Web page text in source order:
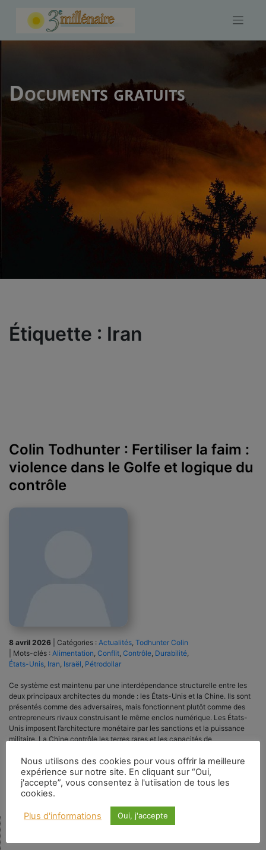
Documents gratuits
Étiquette : Iran
Colin Todhunter : Fertiliser la faim :
violence dans le Golfe et logique du
contrôle
8 avril 2026 Catégories : Actualités Todhunter Colin
Mots-clés : Alimentation Conflit Contrôle Durabilité
États-Unis Iran Israël Pétrodollar
Ce système est maintenu par une interdépendance structurelle entre les
deux principaux architectes du monde : les États-Unis et la Chine. Ils sont
présentés comme des adversaires, mais fonctionnent plutôt comme des
entrepreneurs rivaux construisant le même enclos numérique. Les États-
Unis imposent l’architecture monétaire par les sanctions et la puissance
militaire. La Chine contrôle les terres rares et les capacités de
intelligentes qui définissent la prochaine phase de gouvernance
technocratique.
Nous utilisons des cookies pour vous offrir la meilleure
expérience sur notre site. En cliquant sur “Oui,
j'accepte”, vous consentez à l'utiisation de tous les
cookies.
Plus d'informations Oui, j'accepte